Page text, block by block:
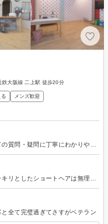
鉄大阪線 二上駅 徒歩20分
メンズ歓迎
全て完璧過ぎてさすがベテラン